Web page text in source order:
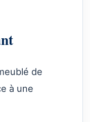
de
à une